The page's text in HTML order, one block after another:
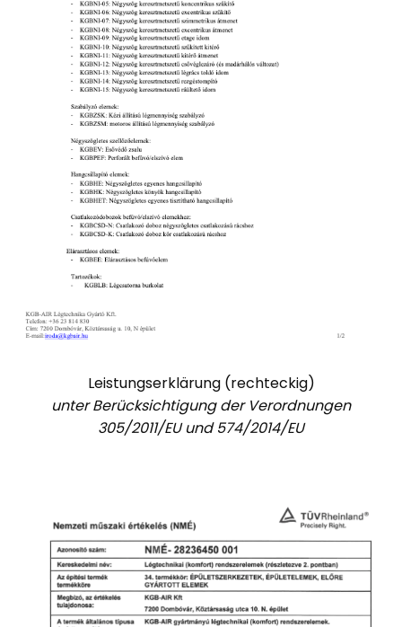
Leistungserklärung (rechteckig)
unter Berücksichtigung der Verordnungen
305/2011/EU und 574/2014/EU